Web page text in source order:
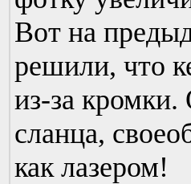
Вот на
решили, что
из-за кромки.
сланца,
как лазером!